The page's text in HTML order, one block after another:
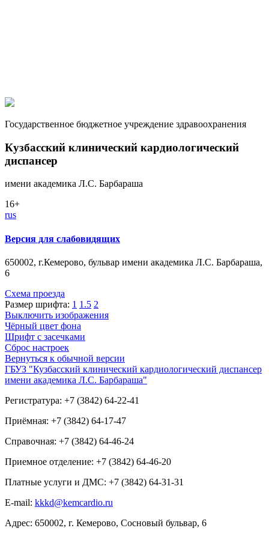
Государственное бюджетное учреждение здравоохранения
Кузбасский клинический кардиологический
диспансер
имени академика Л.С. Барбараша
16+
rus
Версия для слабовидящих
650002, г.Кемерово, бульвар имени академика Л.С. Барбараша,
6
Схема проезда
Размер шрифта: 1 1.5 2
Выключить изображения
Чёрный цвет фона
Шрифт с засечками
Сброс настроек
Вернуться к обычной версии
ГБУЗ "Кузбасский клинический кардиологический диспансер
имени академика Л.С. Барбараша"
Регистратура: +7 (3842) 64-22-41
Приёмная: +7 (3842) 64-17-47
Справочная: +7 (3842) 64-46-24
Приемное отделение: +7 (3842) 64-46-20
Платные услуги и ДМС: +7 (3842) 64-31-31
E-mail: kkkd@kemcardio.ru
Адрес: 650002, г. Кемерово, Сосновый бульвар, 6